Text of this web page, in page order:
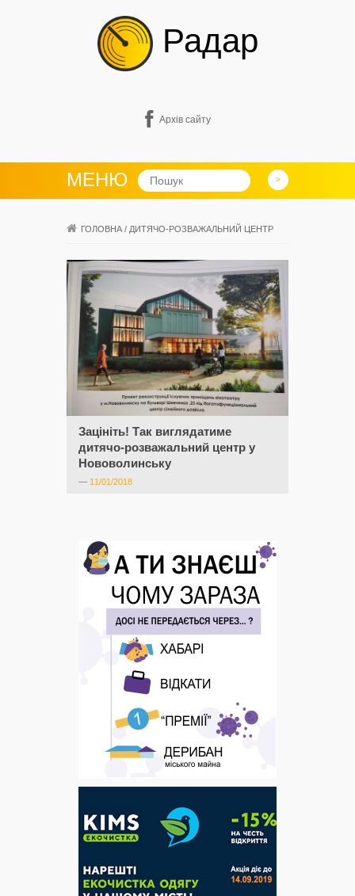
Радар
Архів сайту
МЕНЮ
ГОЛОВНА / ДИТЯЧО-РОЗВАЖАЛЬНИЙ ЦЕНТР
Зацініть! Так виглядатиме
дитячо-розважальний центр у
Нововолинську
— 11/01/2018